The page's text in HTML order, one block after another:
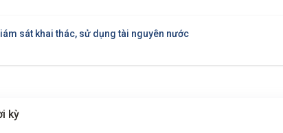
sát khai thác, sử dụng tài nguyên nước
kỳ